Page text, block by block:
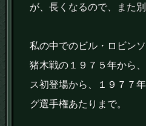
が、長くなるので、また別
私の中でのビル・ロビン
猪木戦の１９７５年から
ス初登場から、１９７７
グ選手権あたりまで。